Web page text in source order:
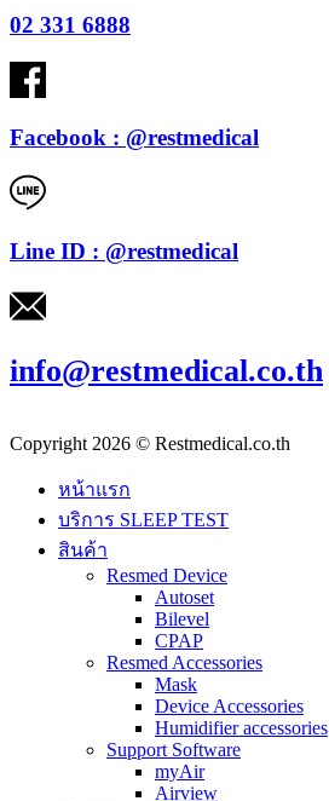
02 331 6888
Facebook : @restmedical
Line ID : @restmedical
info@restmedical.co.th
Copyright 2026 © Restmedical.co.th
หน้าแรก
บริการ SLEEP TEST
สินค้า
Resmed Device
Autoset
Bilevel
CPAP
Resmed Accessories
Mask
Device Accessories
Humidifier accessories
Support Software
myAir
Airview